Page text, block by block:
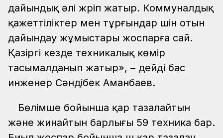
дайындық әлі жүріп жатыр. Коммуналдық
қажеттіліктер мен тұрғындар үшін отын
дайындау жұмыстары жоспарға сай.
Қазіргі кезде техникалық көмір
тасымалданып жатыр», – дейді бас
инженер Сәндібек Аманбаев.
Бөлімше бойынша қар тазалайтын
және жинайтын барлығы 59 техника бар.